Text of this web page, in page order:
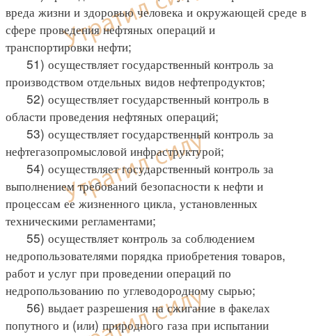
вреда жизни и здоровью человека и окружающей среде в
сфере проведения нефтяных операций и
транспортировки нефти;
51) осуществляет государственный контроль за
производством отдельных видов нефтепродуктов;
52) осуществляет государственный контроль в
области проведения нефтяных операций;
53) осуществляет государственный контроль за
нефтегазопромысловой инфраструктурой;
54) осуществляет государственный контроль за
выполнением требований безопасности к нефти и
процессам ее жизненного цикла, установленных
техническими регламентами;
55) осуществляет контроль за соблюдением
недропользователями порядка приобретения товаров,
работ и услуг при проведении операций по
недропользованию по углеводородному сырью;
56) выдает разрешения на сжигание в факелах
попутного и (или) природного газа при испытании